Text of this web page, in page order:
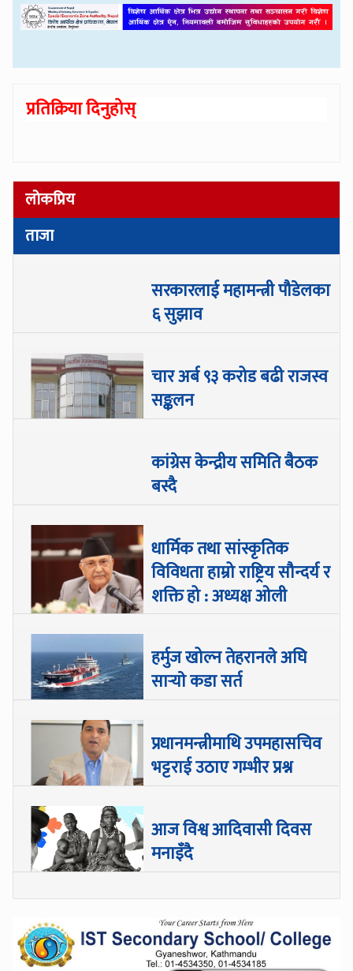
प्रतिक्रिया दिनुहोस्
लोकप्रिय
ताजा
सरकारलाई महामन्त्री पौडेलका
६ सुझाव
चार अर्ब ९३ करोड बढी राजस्व
सङ्कलन
कांग्रेस केन्द्रीय समिति बैठक
बस्दै
धार्मिक तथा सांस्कृतिक
विविधता हाम्रो राष्ट्रिय सौन्दर्य र
शक्ति हो : अध्यक्ष ओली
हर्मुज खोल्न तेहरानले अघि
सार्‍याे कडा सर्त
प्रधानमन्त्रीमाथि उपमहासचिव
भट्टराई उठाए गम्भीर प्रश्न
आज विश्व आदिवासी दिवस
मनाइँदै